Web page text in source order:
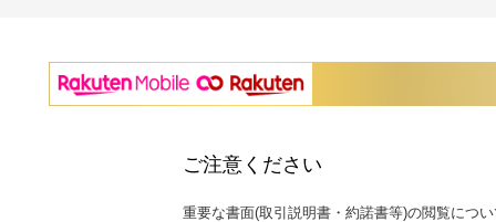
ご注意ください
重要な書面(取引説明書・約諾書等)の閲覧につ